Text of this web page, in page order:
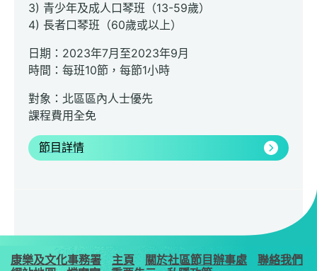
3) 青少年及成人口琴班（13-59歲）
4) 長者口琴班（60歲或以上）
日期：2023年7月至2023年9月
時間：每班10節，每節1小時
對象：北區區內人士優先
課程費用全免
節目詳情
康樂及文化事務署 主頁 關於社區節目辦事處
聯絡我們